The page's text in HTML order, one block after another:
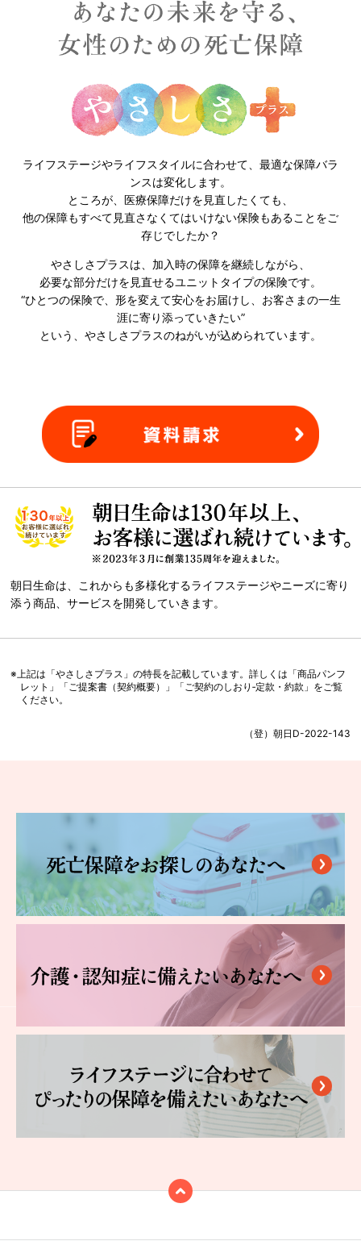
ライフステージやライフスタイルに合わせて、最適な保障バラ
ンスは変化します。
ところが、医療保障だけを見直したくても、
他の保障もすべて見直さなくてはいけない保険もあることをご
存じでしたか？
やさしさプラスは、加入時の保障を継続しながら、
必要な部分だけを見直せるユニットタイプの保険です。
“ひとつの保険で、形を変えて安心をお届けし、お客さまの一生
涯に寄り添っていきたい”
という、やさしさプラスのねがいが込められています。
朝日生命は、これからも多様化するライフステージやニーズに寄り
添う商品、サービスを開発していきます。
※上記は「やさしさプラス」の特長を記載しています。詳しくは「商品パンフ
レット」「ご提案書（契約概要）」「ご契約のしおり‐定款・約款」をご覧
ください。
（登）朝日D-2022-143